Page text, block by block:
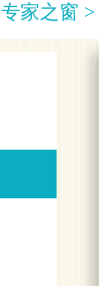
专家之窗 >